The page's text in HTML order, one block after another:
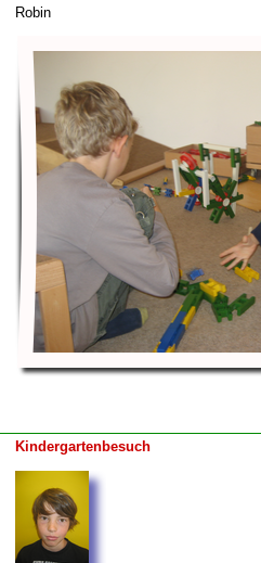
Robin
Kindergartenbesuch